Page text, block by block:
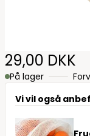
29,00 DKK
På lager
Vi vil også